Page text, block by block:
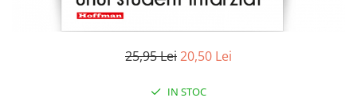
Non-fictiune
25,95 Lei20,50 Lei
IN STOC